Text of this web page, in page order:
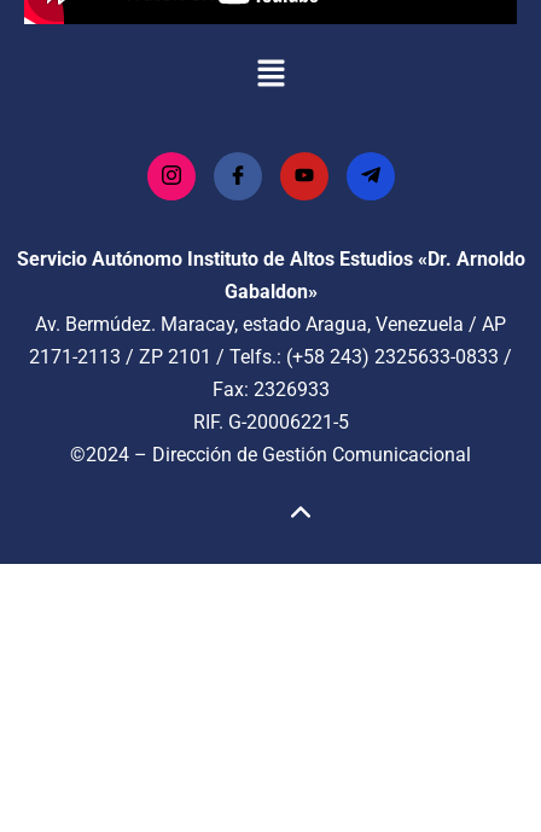
Servicio Autónomo Instituto de Altos Estudios «Dr. Arnoldo
Gabaldon»
Av. Bermúdez. Maracay, estado Aragua, Venezuela / AP
2171-2113 / ZP 2101 / Telfs.: (+58 243) 2325633-0833 /
Fax: 2326933
RIF. G-20006221-5
©2024 – Dirección de Gestión Comunicacional